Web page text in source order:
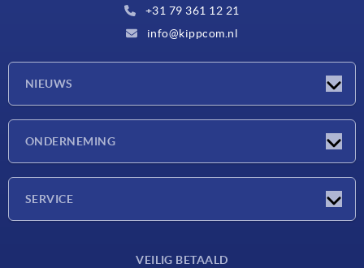
+31 79 361 12 21
info@kippcom.nl
NIEUWS
ONDERNEMING
SERVICE
VEILIG BETAALD